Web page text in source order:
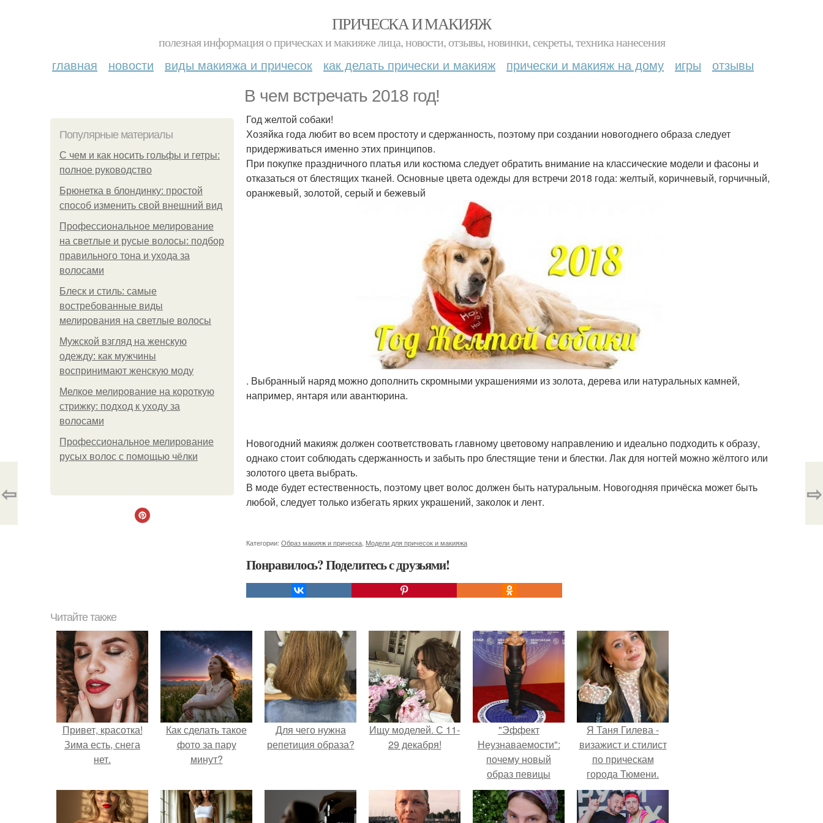
ПРИЧЕСКА И МАКИЯЖ
полезная информация о прическах и макияже лица, новости, отзывы, новинки, секреты, техника нанесения
главная новости виды макияжа и причесок как делать прически и макияж прически и макияж на дому игры отзывы
В чем встречать 2018 год!
Популярные материалы
С чем и как носить гольфы и гетры:
полное руководство
Брюнетка в блондинку: простой
способ изменить свой внешний вид
Профессиональное мелирование
на светлые и русые волосы: подбор
правильного тона и ухода за
волосами
Блеск и стиль: самые
востребованные виды
мелирования на светлые волосы
Мужской взгляд на женскую
одежду: как мужчины
воспринимают женскую моду
Мелкое мелирование на короткую
стрижку: подход к уходу за
волосами
Профессиональное мелирование
русых волос с помощью чёлки
Год желтой собаки!
Хозяйка года любит во всем простоту и сдержанность, поэтому при создании новогоднего образа следует
придерживаться именно этих принципов.
При покупке праздничного платья или костюма следует обратить внимание на классические модели и фасоны и
отказаться от блестящих тканей. Основные цвета одежды для встречи 2018 года: желтый, коричневый, горчичный,
оранжевый, золотой, серый и бежевый
. Выбранный наряд можно дополнить скромными украшениями из золота, дерева или натуральных камней,
например, янтаря или авантюрина.
Новогодний макияж должен соответствовать главному цветовому направлению и идеально подходить к образу,
однако стоит соблюдать сдержанность и забыть про блестящие тени и блестки. Лак для ногтей можно жёлтого или
золотого цвета выбрать.
В моде будет естественность, поэтому цвет волос должен быть натуральным. Новогодняя причёска может быть
любой, следует только избегать ярких украшений, заколок и лент.
Категории: Образ макияж и прическа Модели для причесок и макияжа
Понравилось? Поделитесь с друзьями!
⇦ ⇨
Читайте также
Привет, красотка!
Зима есть, снега
нет.
Как сделать такое
фото за пару
минут?
Для чего нужна
репетиция образа?
Ищу моделей. С 11-
29 декабря!
"Эффект
Неузнаваемости":
почему новый
образ певицы
вызвал споры о
гранях
возможного?
Я Таня Гилева -
визажист и стилист
по прическам
города Тюмени.